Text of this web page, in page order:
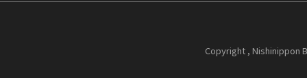
Copyright , Nishinippon